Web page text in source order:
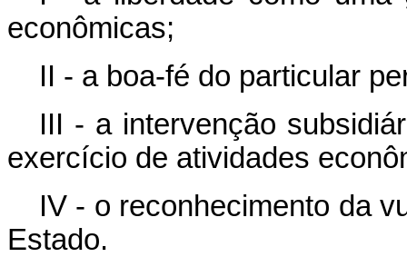
econômicas;
II - a boa-fé do particular
III - a intervenção
exercício de atividades
IV - o reconhecimento da
Estado.